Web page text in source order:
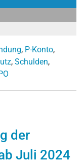
, P-Konto,
, Schulden,
der
Juli 2024